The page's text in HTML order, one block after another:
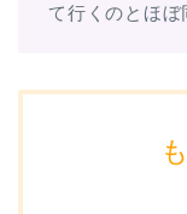
て行くのとほぼ